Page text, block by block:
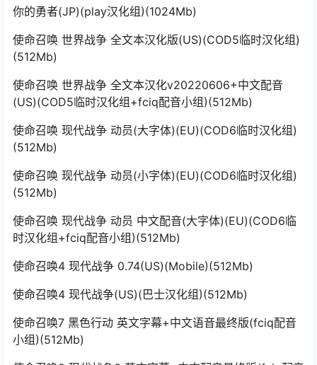
你的勇者(JP)(play汉化组)(1024Mb)
使命召唤 世界战争 全文本汉化版(US)(COD5临时汉化组)
(512Mb)
使命召唤 世界战争 全文本汉化v20220606+中文配音
(US)(COD5临时汉化组+fciq配音小组)(512Mb)
使命召唤 现代战争 动员(大字体)(EU)(COD6临时汉化组)
(512Mb)
使命召唤 现代战争 动员(小字体)(EU)(COD6临时汉化组)
(512Mb)
使命召唤 现代战争 动员 中文配音(大字体)(EU)(COD6临
时汉化组+fciq配音小组)(512Mb)
使命召唤4 现代战争 0.74(US)(Mobile)(512Mb)
使命召唤4 现代战争(US)(巴士汉化组)(512Mb)
使命召唤7 黑色行动 英文字幕+中文语音最终版(fciq配音
小组)(512Mb)